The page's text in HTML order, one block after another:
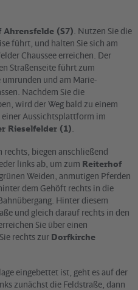
Ahrensfelde (S7) . Nutzen Sie die
führt, und halten Sie sich am
Chaussee erreichen. Der
Straßenseite führt zum
umrunden und am Marie-
Nachdem Sie die
wird der Weg bald zu einem
einer Aussichtsplattform im
Rieselfelder (1)
rechts, biegen anschließend
links ab, um zum Reiterhof
Weiden, anmutigen Pferden
dem Gehöft rechts in die
Hinter diesem
und gleich darauf rechts in den
Sie über einen
rechts zur Dorfkirche
eingebettet ist, geht es auf der
zunächst die Feldstraße, dann